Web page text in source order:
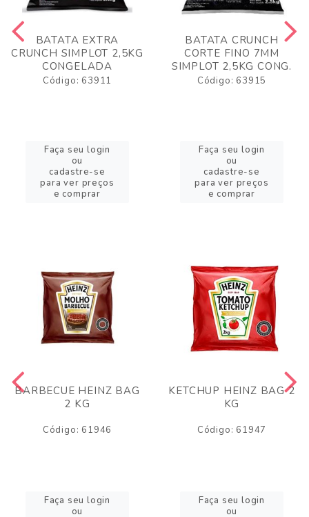
BATATA EXTRA
CRUNCH SIMPLOT 2,5KG
CONGELADA
Código: 63911
Faça seu login
ou
cadastre-se
para ver preços
e comprar
BATATA CRUNCH
CORTE FINO 7MM
SIMPLOT 2,5KG CONG.
Código: 63915
Faça seu login
ou
cadastre-se
para ver preços
e comprar
BARBECUE HEINZ BAG
2 KG
Código: 61946
Faça seu login
ou
KETCHUP HEINZ BAG 2
KG
Código: 61947
Faça seu login
ou